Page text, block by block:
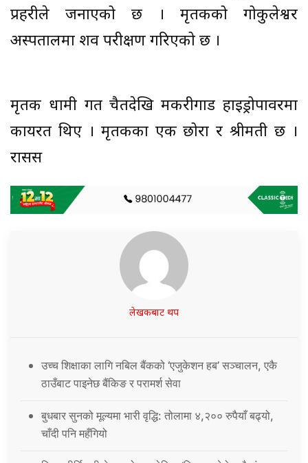
प्रहरीले जनाएको छ । मृतकको गोकुलेश्वर
अस्पतालमा शव परीक्षण गरिएको छ ।
मृतक धामी गत चैतदेखि मकरीगाड हाइड्रोपावरमा
कार्यरत थिए । मृतकका एक छोरा र श्रीमती छ ।
रासस
लेखकबाट थप
उच्च शिक्षाका लागि नबिल बैंकको ‘एजुकेशन हब’ सञ्चालन, एकै
ठाउँबाट पाइनेछ बैंकिङ र परामर्श सेवा
बुधबार सुनको मूल्यमा भारी वृद्धि: तोलामा ४,२०० रुपैयाँ बढ्यो,
चाँदी पनि महँगियो